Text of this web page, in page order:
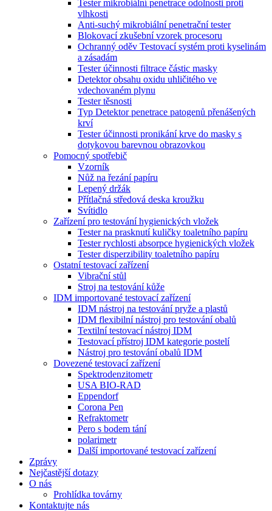
Tester mikrobiální penetrace odolnosti proti
vlhkosti
Anti-suchý mikrobiální penetrační tester
Blokovací zkušební vzorek procesoru
Ochranný oděv Testovací systém proti kyselinám
a zásadám
Tester účinnosti filtrace částic masky
Detektor obsahu oxidu uhličitého ve
vdechovaném plynu
Tester těsnosti
Typ Detektor penetrace patogenů přenášených
krví
Tester účinnosti pronikání krve do masky s
dotykovou barevnou obrazovkou
Pomocný spotřebič
Vzorník
Nůž na řezání papíru
Lepený držák
Přítlačná středová deska kroužku
Svítidlo
Zařízení pro testování hygienických vložek
Tester na prasknutí kuličky toaletního papíru
Tester rychlosti absorpce hygienických vložek
Tester disperzibility toaletního papíru
Ostatní testovací zařízení
Vibrační stůl
Stroj na testování kůže
IDM importované testovací zařízení
IDM nástroj na testování pryže a plastů
IDM flexibilní nástroj pro testování obalů
Textilní testovací nástroj IDM
Testovací přístroj IDM kategorie postelí
Nástroj pro testování obalů IDM
Dovezené testovací zařízení
Spektrodenzitometr
USA BIO-RAD
Eppendorf
Corona Pen
Refraktometr
Pero s bodem tání
polarimetr
Další importované testovací zařízení
Zprávy
Nejčastější dotazy
O nás
Prohlídka továrny
Kontaktujte nás